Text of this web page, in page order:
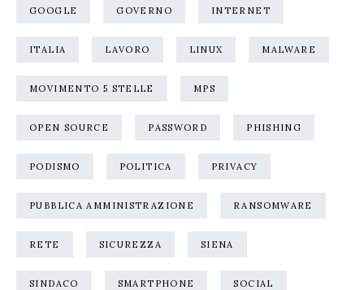
GOOGLE GOVERNO INTERNET
ITALIA LAVORO LINUX MALWARE
MOVIMENTO 5 STELLE MPS
OPEN SOURCE PASSWORD PHISHING
PODISMO POLITICA PRIVACY
PUBBLICA AMMINISTRAZIONE RANSOMWARE
RETE SICUREZZA SIENA
SINDACO SMARTPHONE SOCIAL